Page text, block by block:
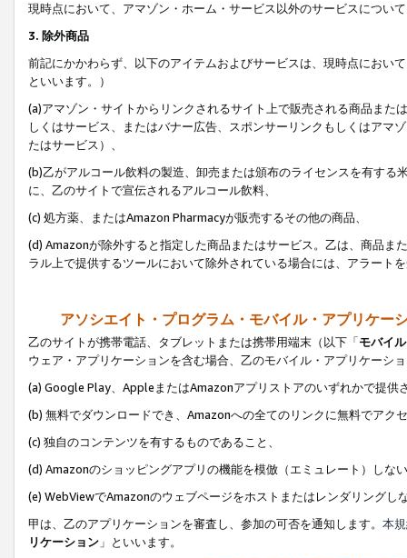
現時点において、アマゾン・ホーム・サービス以外のサービスについ
3. 除外商品
前記にかかわらず、以下のアイテムおよびサービスは、現時点におい
といいます。）
(a)アマゾン・サイトからリンクされるサイト上で販売される商品ま
しくはサービス、またはバナー広告、スポンサーリンクもしくはアマ
たはサービス）、
(b)乙がアルコール飲料の製造、卸売または頒布のライセンスを有す
に、乙のサイトで宣伝されるアルコール飲料、
(c) 処方薬、またはAmazon Pharmacyが販売するその他の商品、
(d) Amazonが除外すると指定した商品またはサービス。乙は、商品ま
ラル上で提供するツールにおいて除外されている場合には、アラート
アソシエイト・プログラム・モバイル・アプリケー
乙のサイトが携帯電話、タブレットまたは携帯用端末（以下「モバイ
ウェア・アプリケーションを含む場合、乙のモバイル・アプリケーシ
(a) Google Play、AppleまたはAmazonアプリストアのいずれかで提供
(b) 無料でダウンロードでき、Amazonへの全てのリンクに無料でアク
(c) 独自のコンテンツを有するものであること、
(d) Amazonのショッピングアプリの機能を模倣（エミュレート）しな
(e) WebViewでAmazonのウェブページをホストまたはレンダリングし
甲は、乙のアプリケーションを審査し、参加の可否を通知します。 本
リケーション 」といいます。